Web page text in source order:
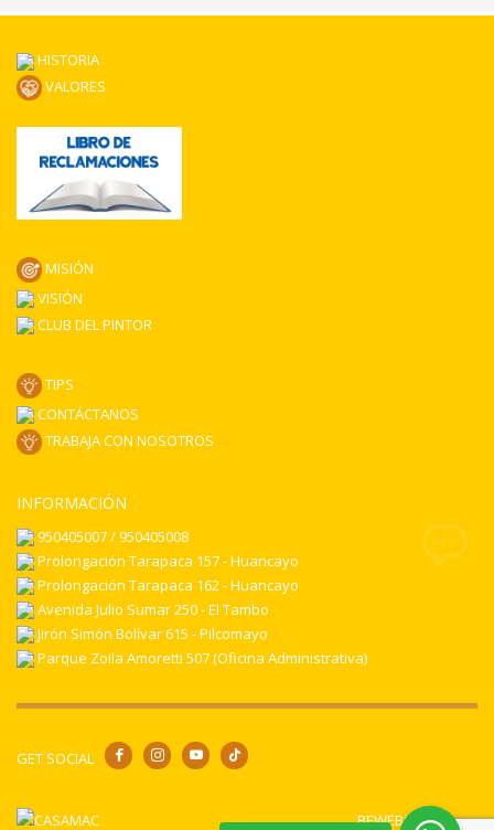
HISTORIA
VALORES
MISIÓN
VISIÓN
CLUB DEL PINTOR
TIPS
CONTÁCTANOS
TRABAJA CON NOSOTROS
INFORMACIÓN
950405007 / 950405008
Prolongación Tarapaca 157 - Huancayo
Prolongación Tarapaca 162 - Huancayo
Avenida Julio Sumar 250 - El Tambo
Jirón Simón Bolívar 615 - Pilcomayo
Parque Zoila Amoretti 507 (Oficina Administrativa)
GET SOCIAL
BEWEB© 2024